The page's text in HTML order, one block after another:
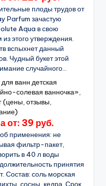
плоды трудов от
Parfum зачастую
Aqua в свою
этого утверждения.
вспыхнет данный
Чудный букет этой
случайного...
ванн детская
солевая ванночка»,
(цены, отзывы,
от: 39 руб.
применения: не
фильтр-пакет,
в 40 л воды
принятия
Состав: соль морская
сосны, кедра. Срок